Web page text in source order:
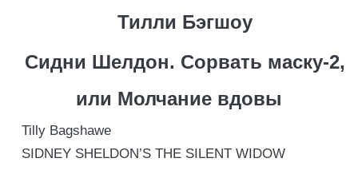
Тилли Бэгшоу
Сидни Шелдон. Сорвать маску-2,
или Молчание вдовы
Tilly Bagshawe
SIDNEY SHELDON’S THE SILENT WIDOW